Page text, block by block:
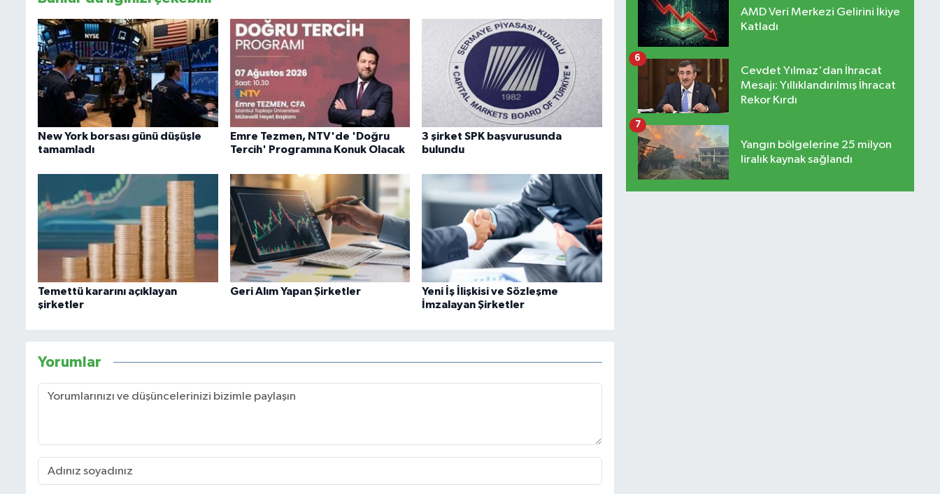
New York borsası günü düşüşle
tamamladı
Emre Tezmen, NTV'de 'Doğru
Tercih' Programına Konuk Olacak
3 şirket SPK başvurusunda
bulundu
Temettü kararını açıklayan
şirketler
Geri Alım Yapan Şirketler
Yeni İş İlişkisi ve Sözleşme
İmzalayan Şirketler
Yorumlar
AMD Veri Merkezi Gelirini İkiye
Katladı
Cevdet Yılmaz'dan İhracat
Mesajı: Yıllıklandırılmış İhracat
Rekor Kırdı
6
Yangın bölgelerine 25 milyon
liralık kaynak sağlandı
7